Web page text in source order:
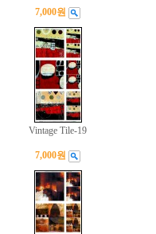
7,000원
Vintage Tile-19
7,000원